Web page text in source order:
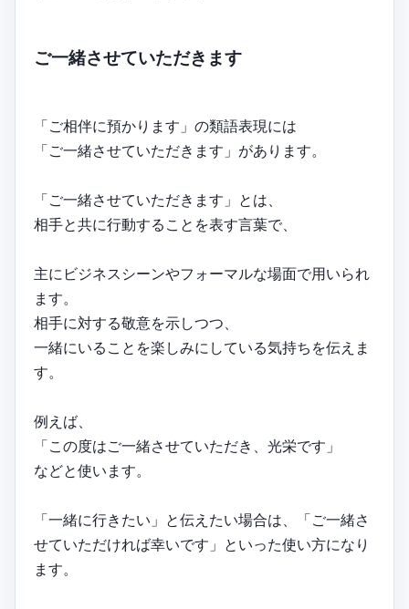
ご一緒させていただきます
「ご相伴に預かります」の類語表現には
「ご一緒させていただきます」があります。
「ご一緒させていただきます」とは、
相手と共に行動することを表す言葉で、
主にビジネスシーンやフォーマルな場面で用いられ
ます。
相手に対する敬意を示しつつ、
一緒にいることを楽しみにしている気持ちを伝えま
す。
例えば、
「この度はご一緒させていただき、光栄です」
などと使います。
「一緒に行きたい」と伝えたい場合は、「ご一緒さ
せていただければ幸いです」といった使い方になり
ます。